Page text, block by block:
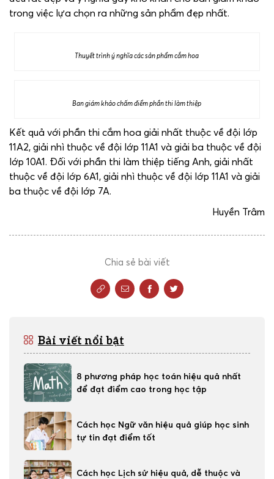
trong việc lựa chọn ra những sản phẩm đẹp nhất.
Thuyết trình ý nghĩa các sản phẩm cắm hoa
Ban giám khảo chấm điểm phần thi làm thiệp
Kết quả với phần thi cắm hoa giải nhất thuộc về đội lớp
11A2, giải nhì thuộc về đội lớp 11A1 và giải ba thuộc về đội
lớp 10A1. Đối với phần thi làm thiệp tiếng Anh, giải nhất
thuộc về đội lớp 6A1, giải nhì thuộc về đội lớp 11A1 và giải
ba thuộc về đội lớp 7A.
Huyền Trâm
Chia sẻ bài viết
Bài viết nổi bật
8 phương pháp học toán hiệu quả nhất
để đạt điểm cao trong học tập
Cách học Ngữ văn hiệu quả giúp học sinh
tự tin đạt điểm tốt
Cách học Lịch sử hiệu quả, dễ thuộc và